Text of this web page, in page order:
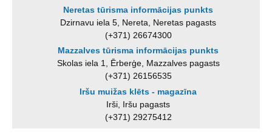
Neretas tūrisma informācijas punkts
Dzirnavu iela 5, Nereta, Neretas pagasts
(+371) 26674300
Mazzalves tūrisma informācijas punkts
Skolas iela 1, Ērberģe, Mazzalves pagasts
(+371) 26156535
Iršu muižas klēts - magazīna
Irši, Iršu pagasts
(+371) 29275412